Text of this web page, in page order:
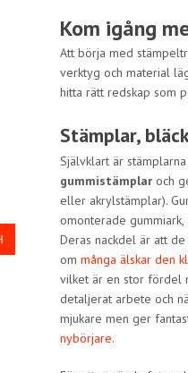
Kom igång
Att börja med
verktyg och material
hitta rätt redskap som
Stämplar,
Självklart är
gummistämplaroch
eller akrylstämplar).
omonterade
Deras nackdel är att
om många älskar den
vilket är en stor fördel
detaljerat arbete och
mjukare men ger
nybörjare.